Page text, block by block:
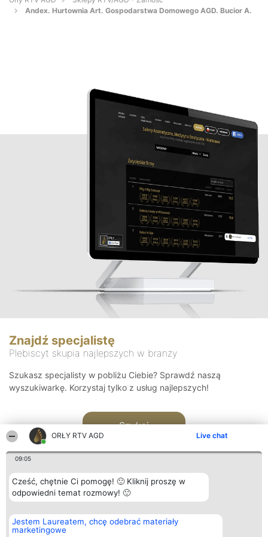
ORŁY RTV AGD Live chat
09:05
Cześć, chętnie Ci pomogę! 🙂 Kliknij proszę w
odpowiedni temat rozmowy! 🙂
Jestem Laureatem, chcę odebrać materiały
marketingowe
Andex. Hurtownia Art. Gospodarstwa Domowego AGD. Bucior A.
Znajdź specjalistę
Plebiscyt skupia najlepszych w branży
Szukasz specjalisty w pobliżu Ciebie? Sprawdź naszą
wyszukiwarkę. Korzystaj tylko z usług najlepszych!
Szukaj
Organizator plebiscytu
Bright Side Solutions sp. z o.
o. sp. k.
Plebiscyt
Laureaci
Kontakt
Kontakt